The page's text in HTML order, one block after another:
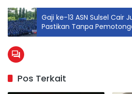
Gaji ke-13 ASN Sulsel Cair
Pastikan Tanpa
Pos Terkait